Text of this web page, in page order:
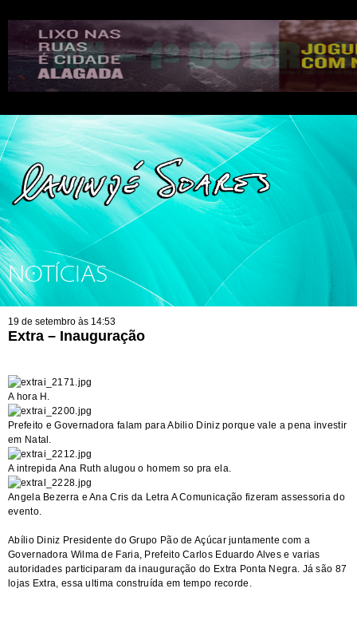
NOTÍCIAS
19 de setembro às 14:53
Extra – Inauguração
A hora H.
Prefeito e Governadora falam para Abilio Diniz porque vale a pena investir
em Natal.
A intrepida Ana Ruth alugou o homem so pra ela.
Angela Bezerra e Ana Cris da Letra A Comunicação fizeram assessoria do
evento.
Abílio Diniz Presidente do Grupo Pão de Açúcar juntamente com a
Governadora Wilma de Faria, Prefeito Carlos Eduardo Alves e varias
autoridades participaram da inauguração do Extra Ponta Negra. Já são 87
lojas Extra, essa ultima construída em tempo recorde.